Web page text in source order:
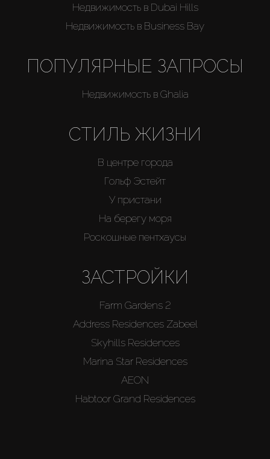
Недвижимость в Dubai Hills
Недвижимость в Business Bay
ПОПУЛЯРНЫЕ ЗАПРОСЫ
Недвижимость в Ghalia
СТИЛЬ ЖИЗНИ
В центре города
Гольф Эстейт
У пристани
На берегу моря
Роскошные пентхаусы
ЗАСТРОЙКИ
Farm Gardens 2
Address Residences Zabeel
Skyhills Residences
Marina Star Residences
AEON
Habtoor Grand Residences